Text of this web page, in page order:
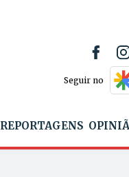
Seguir no
REPORTAGENS